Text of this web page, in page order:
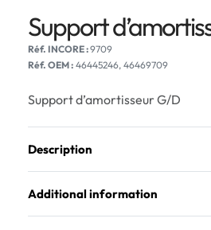
Support
9709
Réf. OEM : 46445246, 46469709
Support d’amortisseur G/D
Description
Additional information